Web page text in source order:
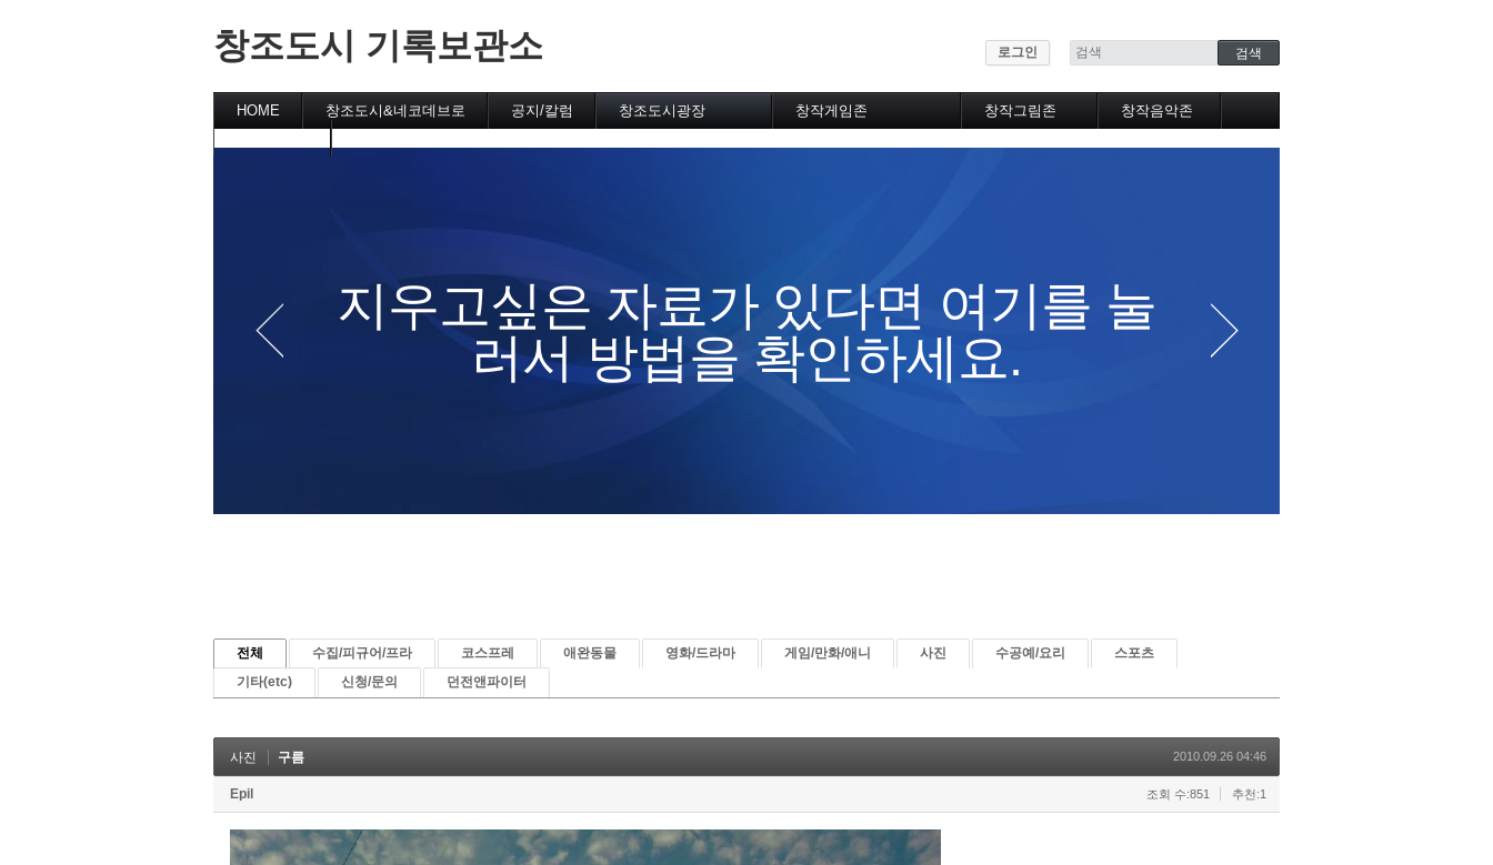
창조도시 기록보관소 로그인
HOME 창조도시&네코데브로 공지/칼럼 창조도시광장
막장쓰레기암울한인생
오프모임게시판
허름한산장
창작게임존
게임리뷰
게임공략
제작강의실
제작비법교류
게임제작정보교류
창작그림존 창작음악존
지우고싶은 자료가 있다면 여기를 눌
러서 방법을 확인하세요.
전체 수집/피규어/프라 코스프레 애완동물 영화/드라마 게임/만화/애니 사진 수공예/요리
스포츠
기타(etc)
신청/문의 던전앤파이터
사진 구름 2010.09.26 04:46
Epil 조회 수:851 추천:1